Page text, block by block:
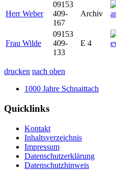
Herr Weber
09153
409-
167
Archiv
Frau Wilde
09153
409-
133
E 4
drucken nach oben
1000 Jahre Schnaittach
Quicklinks
Kontakt
Inhaltsverzeichnis
Impressum
Datenschutzerklärung
Datenschutzhinweis